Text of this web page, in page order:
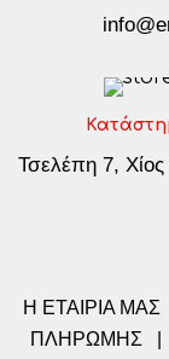
Τσελέπη 7,
Η ΕΤΑΙΡΙΑ ΜΑΣ
ΠΛΗΡΩΜΗΣ